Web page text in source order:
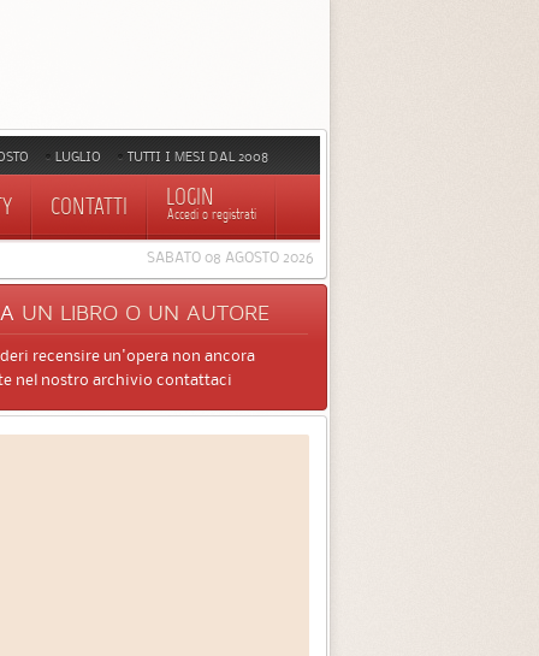
LUGLIO TUTTI I MESI DAL 2008
CONTATTI LOGIN
Accedi o registrati
SABATO 08 AGOSTO 2026
UN LIBRO O UN AUTORE
recensire un'opera non ancora
nel nostro archivio contattaci